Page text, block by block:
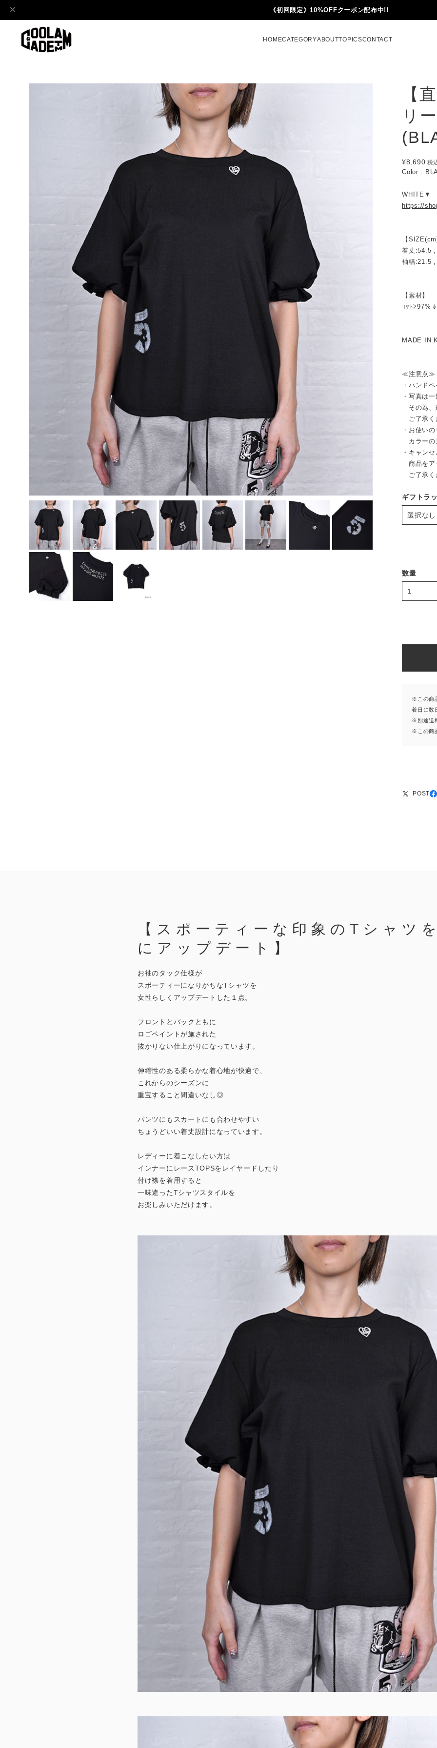
《初回限定》10%OFFクーポン配布中!!
HOMECATEGORYABOUTTOPICSCONTACT
【
リ
¥8,690 税
Color :
WHITE▼
https://
【
着丈:54.5
袖幅:21.5
【素材】
ｺｯﾄﾝ97%
MADE IN
≪注意点≫
・ハンド
・写真は
その為、
ご了承く
・お使い
カラーの
・キャン
商品をア
ご了承く
ギフトラ
数量
※この商
着日に数
※別途送
※この商
POST
【スポーティーな印象のTシャツ
にアップデート】
お袖のタック仕様が
スポーティーになりがちなTシャツを
女性らしくアップデートした１点。
フロントとバックともに
ロゴペイントが施された
抜かりない仕上がりになっています。
伸縮性のある柔らかな着心地が快適で、
これからのシーズンに
重宝すること間違いなし◎
パンツにもスカートにも合わせやすい
ちょうどいい着丈設計になっています。
レディーに着こなしたい方は
インナーにレースTOPSをレイヤードしたり
付け襟を着用すると
一味違ったTシャツスタイルを
お楽しみいただけます。